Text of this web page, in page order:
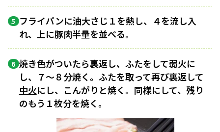
5 フライパンに油大さじ１を熱し、４を流し入
れ、上に豚肉半量を並べる。
6 焼き色がついたら裏返し、ふたをして弱火に
し、７〜８分焼く。ふたを取って再び裏返して
中火にし、こんがりと焼く。同様にして、残り
のもう１枚分を焼く。